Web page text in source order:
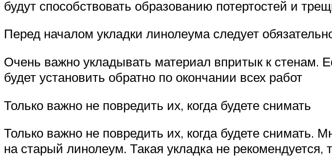
будут способствовать образованию потертостей и
Перед началом укладки линолеума следует
Очень важно укладывать материал впритык к стенам.
будет установить обратно по окончании всех работ
Только важно не повредить их, когда будете снимать
Только важно не повредить их, когда будете снимать.
на старый линолеум. Такая укладка не рекомендуется,